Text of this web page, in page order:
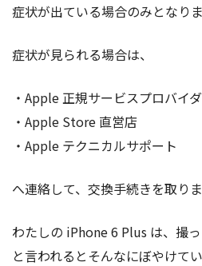
症状が出ている場合のみとなりま
症状が見られる場合は、
・Apple 正規サービスプロバイダ
・Apple Store 直営店
・Apple テクニカルサポート
へ連絡して、交換手続きを取りま
わたしの iPhone 6 Plus は、撮
と言われるとそんなにぼやけて